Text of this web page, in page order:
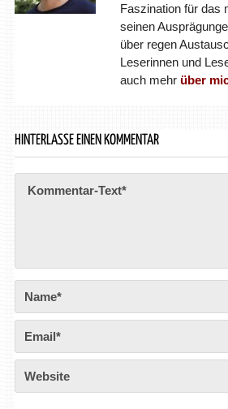
Faszination für das
seinen
über regen
Leserinnen und
auch mehr über
HINTERLASSE EINEN KOMMENTAR